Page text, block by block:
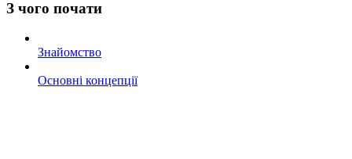
З чого почати
Знайомство
Основні концепції